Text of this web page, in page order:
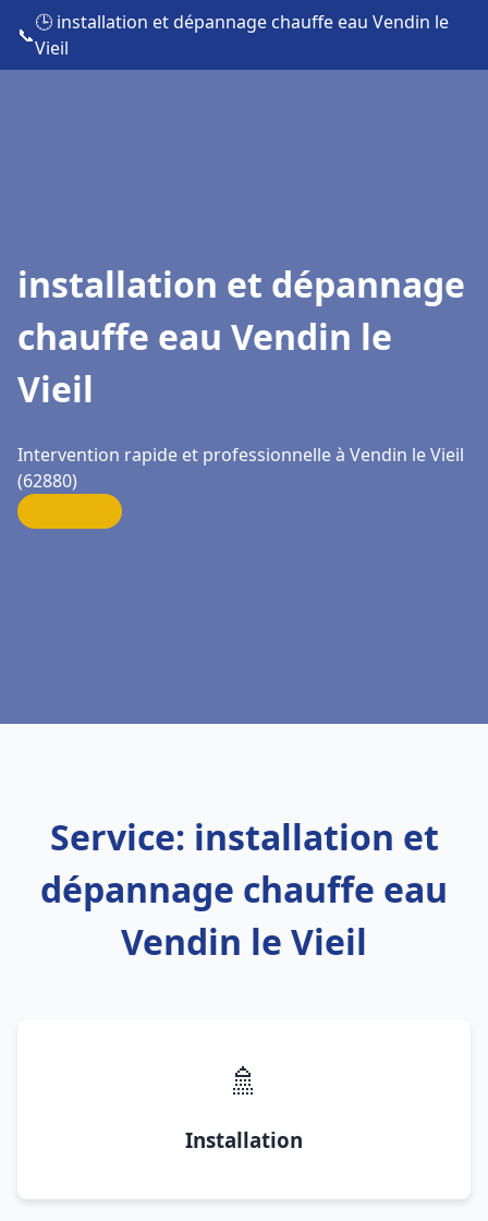
📞
🕒 installation et dépannage chauffe eau Vendin le
Vieil
installation et dépannage
chauffe eau Vendin le
Vieil
Intervention rapide et professionnelle à Vendin le Vieil
(62880)
Service: installation et
dépannage chauffe eau
Vendin le Vieil
🚿
Installation